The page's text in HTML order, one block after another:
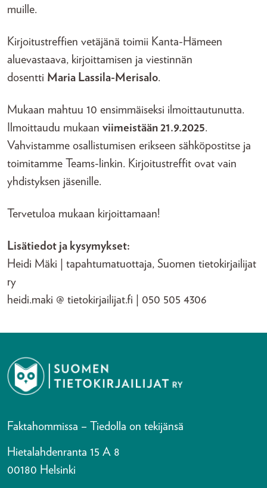
muille.
Kirjoitustreffien vetäjänä toimii Kanta-Hämeen
aluevastaava, kirjoittamisen ja viestinnän
dosentti Maria Lassila-Merisalo.
Mukaan mahtuu 10 ensimmäiseksi ilmoittautunutta.
Ilmoittaudu mukaan viimeistään 21.9.2025.
Vahvistamme osallistumisen erikseen sähköpostitse ja
toimitamme Teams-linkin. Kirjoitustreffit ovat vain
yhdistyksen jäsenille.
Tervetuloa mukaan kirjoittamaan!
Lisätiedot ja kysymykset:
Heidi Mäki | tapahtumatuottaja, Suomen tietokirjailijat
ry
heidi.maki @ tietokirjailijat.fi | 050 505 4306
Faktahommissa – Tiedolla on tekijänsä
Hietalahdenranta 15 A 8
00180 Helsinki